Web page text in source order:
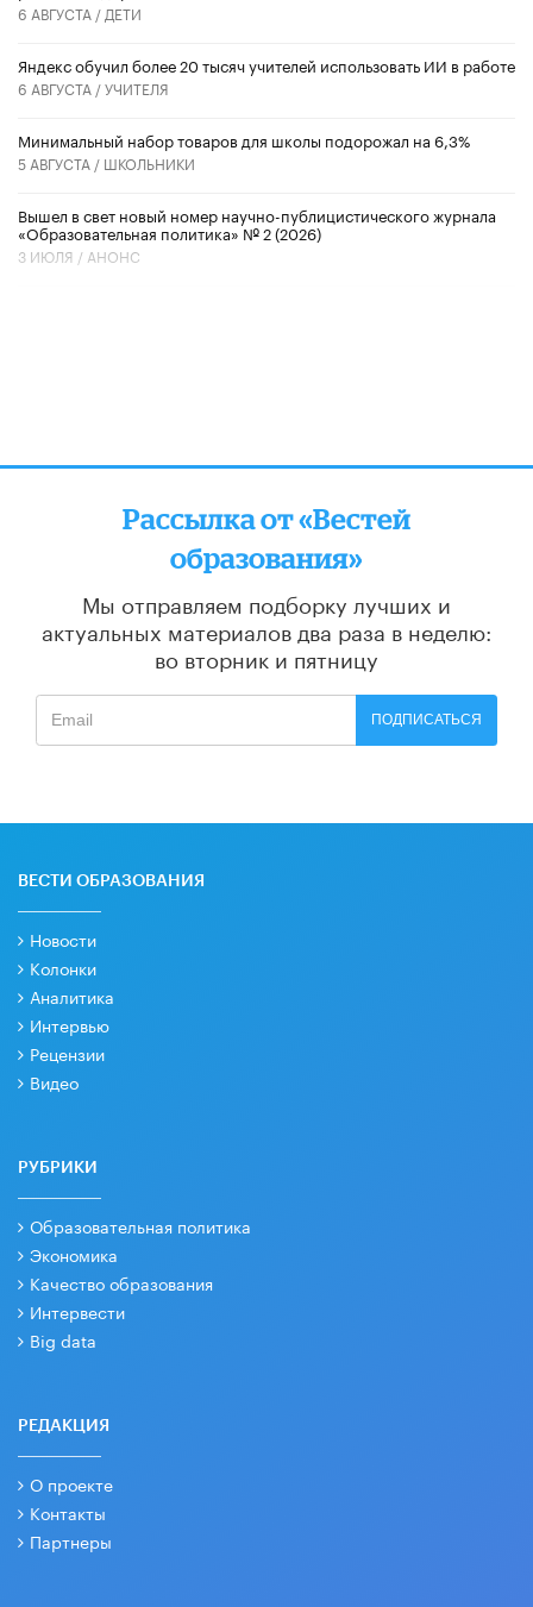
6 АВГУСТА / ДЕТИ
​Яндекс обучил более 20 тысяч учителей использовать ИИ в работе
6 АВГУСТА /УЧИТЕЛЯ
Минимальный набор товаров для школы подорожал на 6,3%
5 АВГУСТА / ШКОЛЬНИКИ
Вышел в свет новый номер научно-публицистического журнала
«Образовательная политика» № 2 (2026)
3 ИЮЛЯ / АНОНС
Рассылка от «Вестей
образования»
Мы отправляем подборку лучших и
актуальных материалов два раза в неделю:
во вторник и пятницу
ПОДПИСАТЬСЯ
ВЕСТИ ОБРАЗОВАНИЯ
Новости
Колонки
Аналитика
Интервью
Рецензии
Видео
РУБРИКИ
Образовательная политика
Экономика
Качество образования
Интервести
Big data
РЕДАКЦИЯ
О проекте
Контакты
Партнеры